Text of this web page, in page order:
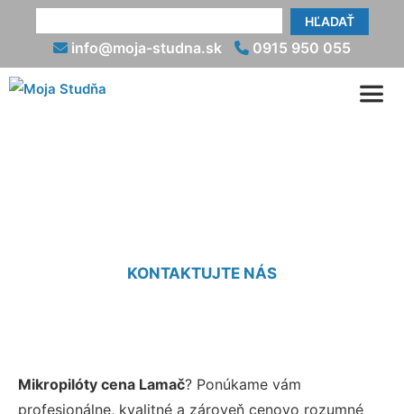
HĽADAŤ
info@moja-studna.sk 0915 950 055
KONTAKTUJTE NÁS
Mikropilóty cena Lamač? Ponúkame vám
profesionálne, kvalitné a zároveň cenovo rozumné